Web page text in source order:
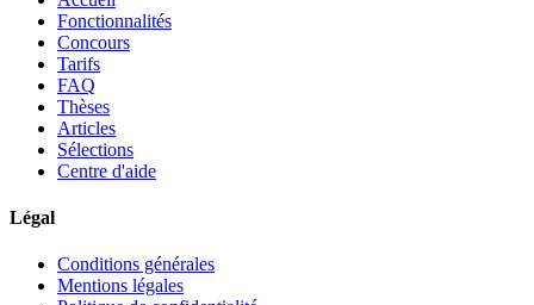
Fonctionnalités
Concours
Tarifs
FAQ
Thèses
Articles
Sélections
Centre d'aide
Légal
Conditions générales
Mentions légales